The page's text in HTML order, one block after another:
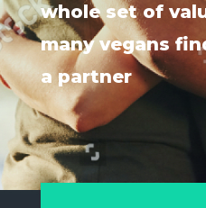
whole set of
many vegans
a partner